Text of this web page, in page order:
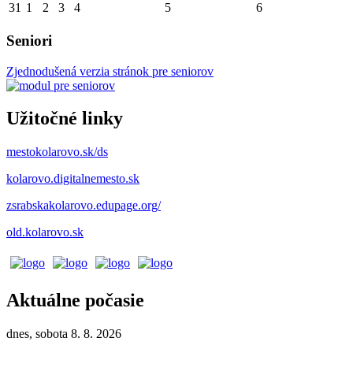
31 1 2 3 4 5 6
Seniori
Zjednodušená verzia stránok pre seniorov
Užitočné linky
mestokolarovo.sk/ds
kolarovo.digitalnemesto.sk
zsrabskakolarovo.edupage.org/
old.kolarovo.sk
Aktuálne počasie
dnes, sobota 8. 8. 2026